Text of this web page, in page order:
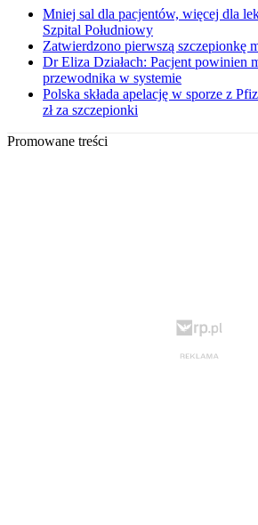
Mniej sal dla pacjentów, więcej dla
Szpital Południowy
Zatwierdzono pierwszą szczepionkę
Dr Eliza Działach: Pacjent powinien
przewodnika w systemie
Polska składa apelację w sporze z
zł za szczepionki
Promowane treści